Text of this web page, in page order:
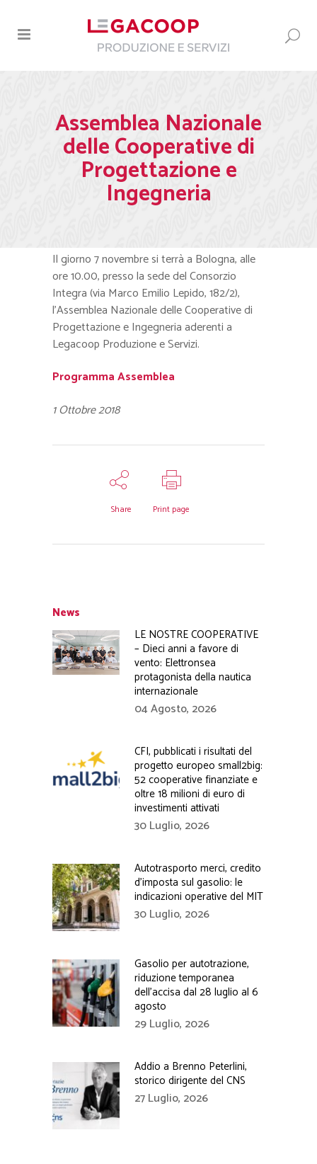
Assemblea Nazionale
delle Cooperative di
Progettazione e
Ingegneria
Il giorno 7 novembre si terrà a Bologna, alle
ore 10.00, presso la sede del Consorzio
Integra (via Marco Emilio Lepido, 182/2),
l’Assemblea Nazionale delle Cooperative di
Progettazione e Ingegneria aderenti a
Legacoop Produzione e Servizi.
Programma Assemblea
1 Ottobre 2018
Share Print page
News
LE NOSTRE COOPERATIVE
– Dieci anni a favore di
vento: Elettronsea
protagonista della nautica
internazionale
04 Agosto, 2026
CFI, pubblicati i risultati del
progetto europeo small2big:
52 cooperative finanziate e
oltre 18 milioni di euro di
investimenti attivati
30 Luglio, 2026
Autotrasporto merci, credito
d’imposta sul gasolio: le
indicazioni operative del MIT
30 Luglio, 2026
Gasolio per autotrazione,
riduzione temporanea
dell’accisa dal 28 luglio al 6
agosto
29 Luglio, 2026
Addio a Brenno Peterlini,
storico dirigente del CNS
27 Luglio, 2026